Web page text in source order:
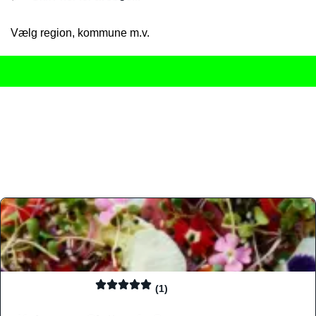
Vælg region, kommune m.v.
(1)